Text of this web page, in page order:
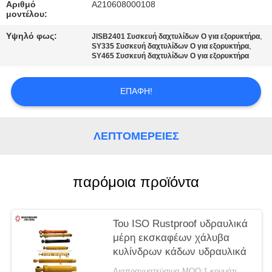
PRIVACY
Αριθμό
μοντέλου:
Α210608000108
Υψηλό φως: JISB2401 Συσκευή δαχτυλίδων O για εξορυκτήρα,
SY335 Συσκευή δαχτυλίδων O για εξορυκτήρα,
SY465 Συσκευή δαχτυλίδων O για εξορυκτήρα
ΕΠΑΦΉ!
ΛΕΠΤΟΜΈΡΕΙΕΣ
παρόμοια προϊόντα
Του ISO Rustproof υδραυλικά
μέρη εκσκαφέων χάλυβα
κυλίνδρων κάδων υδραυλικά